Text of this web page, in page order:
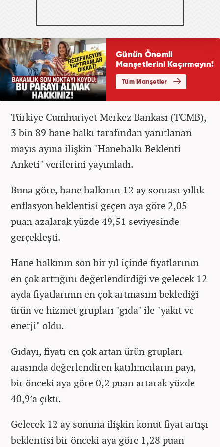
Türkiye Cumhuriyet Merkez Bankası (TCMB),
3 bin 89 hane halkı tarafından yanıtlanan
mayıs ayına ilişkin "Hanehalkı Beklenti
Anketi" verilerini yayımladı.
Buna göre, hane halkının 12 ay sonrası yıllık
enflasyon beklentisi geçen aya göre 2,05
puan azalarak yüzde 49,51 seviyesinde
gerçekleşti.
Hane halkının son bir yıl içinde fiyatlarının
en çok arttığını değerlendirdiği ve gelecek 12
ayda fiyatlarının en çok artmasını beklediği
ürün ve hizmet grupları "gıda" ile "yakıt ve
enerji" oldu.
Gıdayı, fiyatı en çok artan ürün grupları
arasında değerlendiren katılımcıların payı,
bir önceki aya göre 0,2 puan artarak yüzde
40,9’a çıktı.
Gelecek 12 ay sonuna ilişkin konut fiyat artışı
beklentisi bir önceki aya göre 1,28 puan